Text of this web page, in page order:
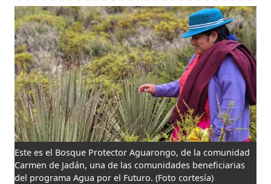
Este es el Bosque Protector Aguarongo, de la comunidad
Carmen de Jadán, una de las comunidades beneficiarias
del programa Agua por el Futuro. (Foto cortesía)